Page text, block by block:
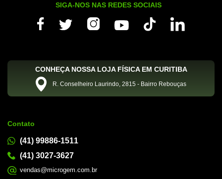
SIGA-NOS NAS REDES SOCIAIS
CONHEÇA NOSSA LOJA FÍSICA EM CURITIBA
R. Conselheiro Laurindo, 2815 - Bairro Rebouças
Contato
(41) 99886-1511
(41) 3027-3627
vendas@microgem.com.br